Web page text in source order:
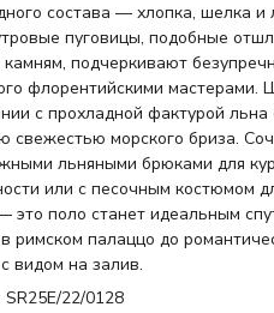
состава — хлопка, шелка и
пуговицы, подобные
подчеркивают
флорентийскими мастерами.
с прохладной фактурой льна
морского бриза.
льняными брюками для
или с песочным костюмом
это поло станет идеальным
римском палаццо до
видом на залив.
SR25E/22/0128